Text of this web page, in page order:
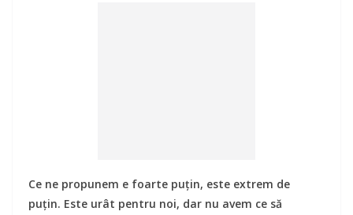
Ce ne propunem e foarte puțin, este extrem de
puțin. Este urât pentru noi, dar nu avem ce să